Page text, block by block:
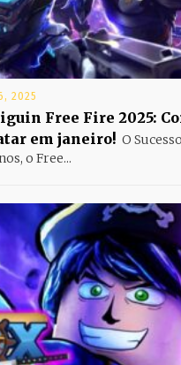
2025
Free Fire 2025:
em janeiro! O
o Free...